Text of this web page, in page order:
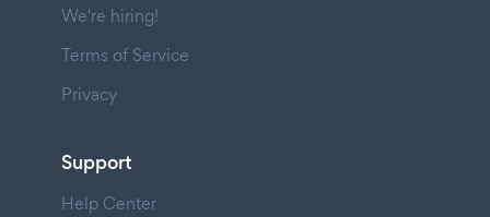
We're hiring!
Terms of Service
Privacy
Support
Help Center